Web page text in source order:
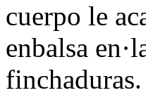
cuerpo le
enbalsa